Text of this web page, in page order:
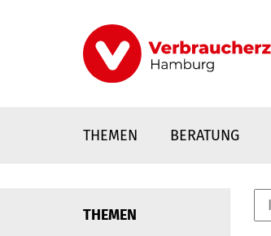
THEMEN BERATUNG
THEMEN